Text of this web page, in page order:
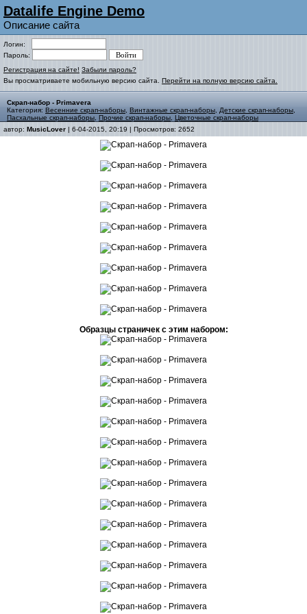
Datalife Engine Demo
Описание сайта
Логин:
Пароль:
Регистрация на сайте! Забыли пароль?
Вы просматриваете мобильную версию сайта. Перейти на полную версию сайта.
Скрап-набор - Primavera
Категория: Весенние скрап-наборы Винтажные скрап-наборы Детские скрап-наборы
Пасхальные скрап-наборы Прочие скрап-наборы Цветочные скрап-наборы
автор: MusicLover | 6-04-2015, 20:19 | Просмотров: 2652
Образцы страничек с этим набором: